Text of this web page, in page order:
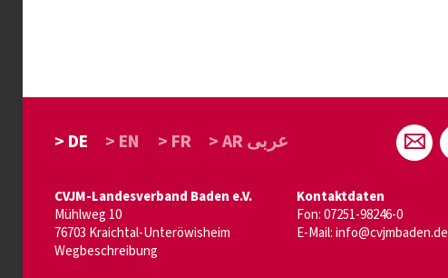
> DE > EN > FR > AR عربى
CVJM-Landesverband Baden e.V.
Mühlweg 10
76703 Kraichtal-Unteröwisheim
Wegbeschreibung
Kontaktdaten
Fon: 07251-98246-0
E-Mail:info@cvjmbaden.de